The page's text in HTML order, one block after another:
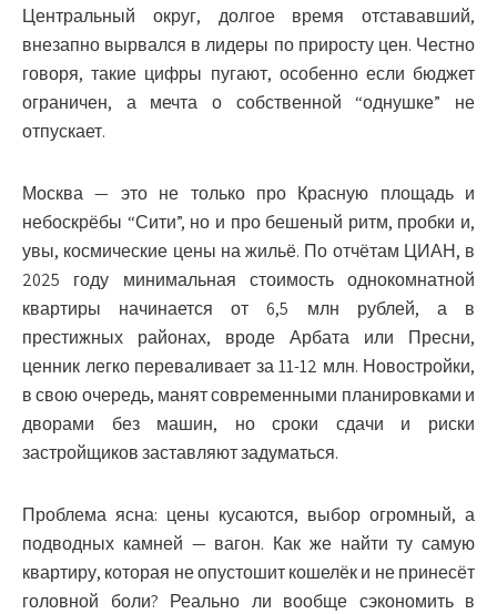
Центральный округ, долгое время отстававший,
внезапно вырвался в лидеры по приросту цен. Честно
говоря, такие цифры пугают, особенно если бюджет
ограничен, а мечта о собственной “однушке” не
отпускает.
Москва — это не только про Красную площадь и
небоскрёбы “Сити”, но и про бешеный ритм, пробки и,
увы, космические цены на жильё. По отчётам ЦИАН, в
2025 году минимальная стоимость однокомнатной
квартиры начинается от 6,5 млн рублей, а в
престижных районах, вроде Арбата или Пресни,
ценник легко переваливает за 11-12 млн. Новостройки,
в свою очередь, манят современными планировками и
дворами без машин, но сроки сдачи и риски
застройщиков заставляют задуматься.
Проблема ясна: цены кусаются, выбор огромный, а
подводных камней — вагон. Как же найти ту самую
квартиру, которая не опустошит кошелёк и не принесёт
головной боли? Реально ли вообще сэкономить в